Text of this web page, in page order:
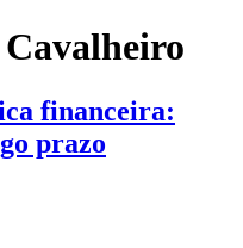
financeira:
prazo